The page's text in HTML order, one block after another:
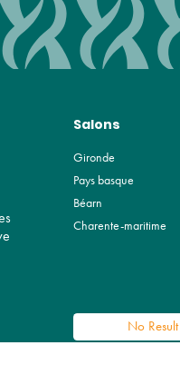
Salons
Gironde
Pays basque
Béarn
Charente-maritime
No Result